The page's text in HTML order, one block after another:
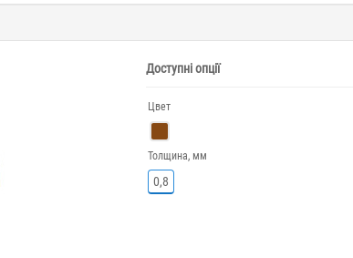
Доступні опції
Цвет
Толщина, мм
0,8